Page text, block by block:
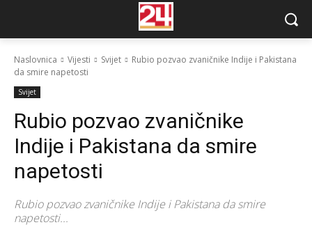
Naslovnica Vijesti Svijet
Rubio pozvao zvaničnike Indije i Pakistana
da smire napetosti
Svijet
Rubio pozvao zvaničnike
Indije i Pakistana da smire
napetosti
Rubio pozvao zvaničnike Indije i Pakistana da smire
napetosti...